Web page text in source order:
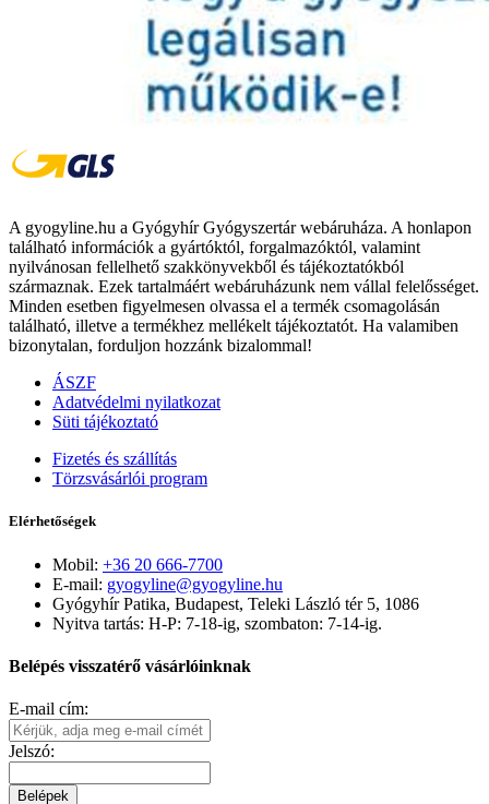
A gyogyline.hu a Gyógyhír Gyógyszertár webáruháza. A honlapon
található információk a gyártóktól, forgalmazóktól, valamint
nyilvánosan fellelhető szakkönyvekből és tájékoztatókból
származnak. Ezek tartalmáért webáruházunk nem vállal felelősséget.
Minden esetben figyelmesen olvassa el a termék csomagolásán
található, illetve a termékhez mellékelt tájékoztatót. Ha valamiben
bizonytalan, forduljon hozzánk bizalommal!
ÁSZF
Adatvédelmi nyilatkozat
Süti tájékoztató
Fizetés és szállítás
Törzsvásárlói program
Elérhetőségek
Mobil: +36 20 666-7700
E-mail: gyogyline@gyogyline.hu
Gyógyhír Patika, Budapest, Teleki László tér 5, 1086
Nyitva tartás: H-P: 7-18-ig, szombaton: 7-14-ig.
Belépés visszatérő vásárlóinknak
E-mail cím:
Jelszó:
Belépek